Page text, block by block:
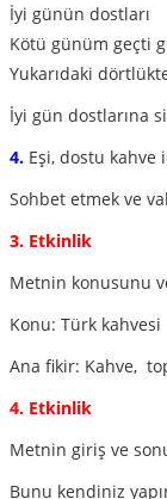
İyi günün dostları
Kötü günüm geçti
Yukarıdaki
İyi gün dostlarına
4. Eşi, dostu kahve
Sohbet etmek ve
3. Etkinlik
Metnin konusunu
Konu: Türk kahvesi
Ana fikir: Kahve,
4. Etkinlik
Metnin giriş ve
Bunu kendiniz